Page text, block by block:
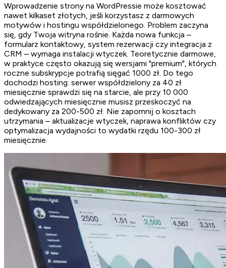
Wprowadzenie strony na WordPressie może kosztować
nawet kilkaset złotych, jeśli korzystasz z darmowych
motywów i hostingu współdzielonego. Problem zaczyna
się, gdy Twoja witryna rośnie. Każda nowa funkcja –
formularz kontaktowy, system rezerwacji czy integracja z
CRM – wymaga instalacji wtyczek. Teoretycznie darmowe,
w praktyce często okazują się wersjami "premium", których
roczne subskrypcje potrafią sięgać 1000 zł. Do tego
dochodzi hosting: serwer współdzielony za 40 zł
miesięcznie sprawdzi się na starcie, ale przy 10 000
odwiedzających miesięcznie musisz przeskoczyć na
dedykowany za 200-500 zł. Nie zapomnij o kosztach
utrzymania – aktualizacje wtyczek, naprawa konfliktów czy
optymalizacja wydajności to wydatki rzędu 100-300 zł
miesięcznie.